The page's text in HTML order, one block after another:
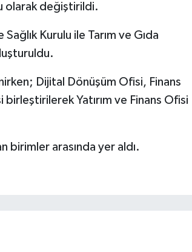
olarak değiştirildi.
Kurulu ile Tarım ve Gıda
Dijital Dönüşüm Ofisi, Finans
birleştirilerek Yatırım ve Finans Ofisi
birimler arasında yer aldı.